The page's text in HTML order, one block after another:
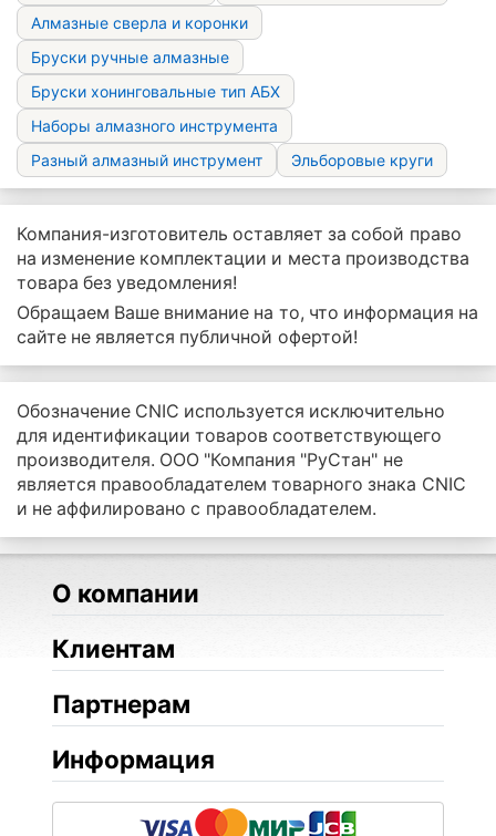
Алмазные сверла и коронки
Бруски ручные алмазные
Бруски хонинговальные тип АБХ
Наборы алмазного инструмента
Разный алмазный инструмент
Эльборовые круги
Компания-изготовитель оставляет за собой право
на изменение комплектации и места производства
товара без уведомления!
Обращаем Ваше внимание на то, что информация на
сайте не является публичной офертой!
Обозначение CNIC используется исключительно
для идентификации товаров соответствующего
производителя. ООО "Компания "РуСтан" не
является правообладателем товарного знака CNIC
и не аффилировано с правообладателем.
О компании
Клиентам
Партнерам
Информация